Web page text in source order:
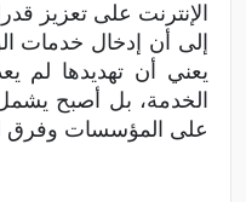
الإنترنت على تعزيز
إلى أن إدخال خدمات
يعني أن تهديدها
الخدمة، بل أصبح
على المؤسسات وفرق